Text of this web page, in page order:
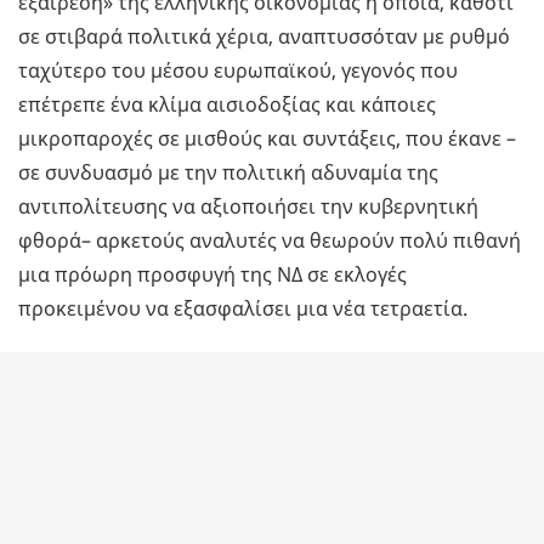
σε στιβαρά πολιτικά χέρια, αναπτυσσόταν με ρυθμό
ταχύτερο του μέσου ευρωπαϊκού, γεγονός που
επέτρεπε ένα κλίμα αισιοδοξίας και κάποιες
μικροπαροχές σε μισθούς και συντάξεις, που έκανε –
σε συνδυασμό με την πολιτική αδυναμία της
αντιπολίτευσης να αξιοποιήσει την κυβερνητική
φθορά– αρκετούς αναλυτές να θεωρούν πολύ πιθανή
μια πρόωρη προσφυγή της ΝΔ σε εκλογές
προκειμένου να εξασφαλίσει μια νέα τετραετία.